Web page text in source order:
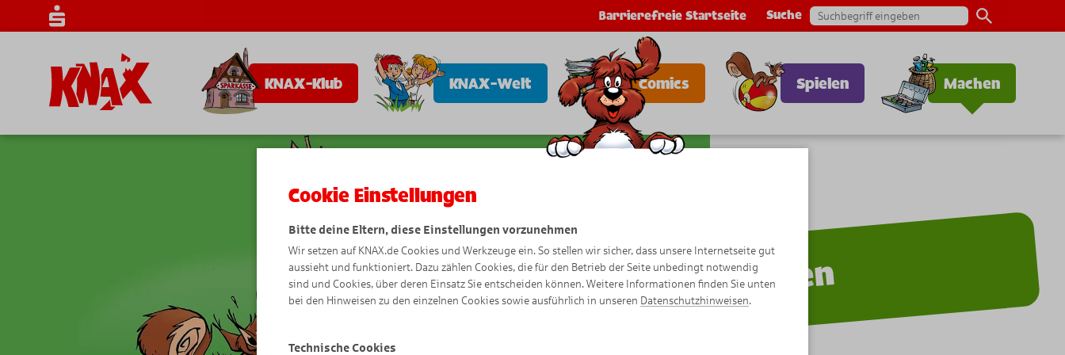
Barrierefreie Startseite Suche
KNAX-Klub KNAX-Welt Comics Spielen Machen
Machen
Cookie Einstellungen
Bitte deine Eltern, diese Einstellungen vorzunehmen
Wir setzen auf KNAX.de Cookies und Werkzeuge ein. So stellen wir sicher, dass unsere Internetseite gut
aussieht und funktioniert. Dazu zählen Cookies, die für den Betrieb der Seite unbedingt notwendig
sind und Cookies, über deren Einsatz Sie entscheiden können. Weitere Informationen finden Sie unten
bei den Hinweisen zu den einzelnen Cookies sowie ausführlich in unseren Datenschutzhinweisen.
Technische Cookies